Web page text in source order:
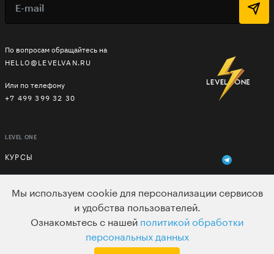
По вопросам обращайтесь на
HELLO@LEVELVAN.RU
Или по телефону
+7 499 399 32 30
LEVEL ONE
КУРСЫ
ВАКАНСИИ
ПОЛЬЗОВАТЕЛЬСКОЕ СОГЛАШЕНИЕ
Мы используем cookie для персонализации сервисов
и удобства пользователей.
Ознакомьтесь с нашей политикой обработки
персональных данных